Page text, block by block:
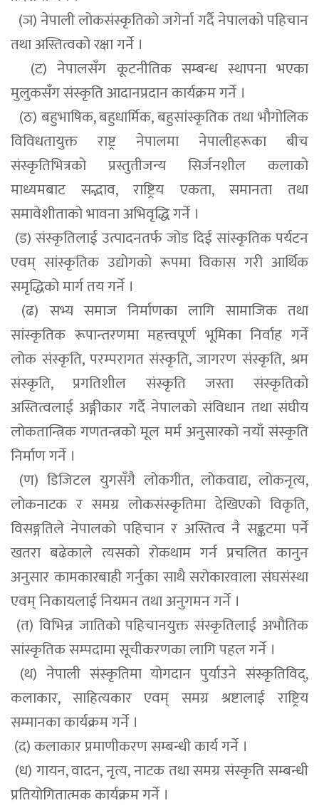
(ञ) नेपाली लोकसंस्कृतिको जगेर्ना गर्दै नेपालको पहिचान
तथा अस्तित्वको रक्षा गर्ने ।
(ट) नेपालसँग कूटनीतिक सम्बन्ध स्थापना भएका
मुलुकसँग संस्कृति आदानप्रदान कार्यक्रम गर्ने ।
(ठ) बहुभाषिक, बहुधार्मिक, बहुसांस्कृतिक तथा भौगोलिक
विविधतायुक्त राष्ट्र नेपालमा नेपालीहरूका बीच
संस्कृतिभित्रको प्रस्तुतीजन्य सिर्जनशील कलाको
माध्यमबाट सद्भाव, राष्ट्रिय एकता, समानता तथा
समावेशीताको भावना अभिवृद्धि गर्ने ।
(ड) संस्कृतिलाई उत्पादनतर्फ जोड दिई सांस्कृतिक पर्यटन
एवम् सांस्कृतिक उद्योगको रूपमा विकास गरी आर्थिक
समृद्धिको मार्ग तय गर्ने ।
(ढ) सभ्य समाज निर्माणका लागि सामाजिक तथा
सांस्कृतिक रूपान्तरणमा महत्त्वपूर्ण भूमिका निर्वाह गर्ने
लोक संस्कृति, परम्परागत संस्कृति, जागरण संस्कृति, श्रम
संस्कृति, प्रगतिशील संस्कृति जस्ता संस्कृतिको
अस्तित्वलाई अङ्गीकार गर्दै नेपालको संविधान तथा संघीय
लोकतान्त्रिक गणतन्त्रको मूल मर्म अनुसारको नयाँ संस्कृति
निर्माण गर्ने ।
(ण) डिजिटल युगसँगै लोकगीत, लोकवाद्य, लोकनृत्य,
लोकनाटक र समग्र लोकसंस्कृतिमा देखिएको विकृति,
विसङ्गतिले नेपालको पहिचान र अस्तित्व नै सङ्कटमा पर्ने
खतरा बढेकाले त्यसको रोकथाम गर्न प्रचलित कानुन
अनुसार कामकारबाही गर्नुका साथै सरोकारवाला संघसंस्था
एवम् निकायलाई नियमन तथा अनुगमन गर्ने ।
(त) विभिन्न जातिको पहिचानयुक्त संस्कृतिलाई अभौतिक
सांस्कृतिक सम्पदामा सूचीकरणका लागि पहल गर्ने ।
(थ) नेपाली संस्कृतिमा योगदान पुर्याउने संस्कृतिविद्,
कलाकार, साहित्यकार एवम् समग्र श्रष्टालाई राष्ट्रिय
सम्मानका कार्यक्रम गर्ने ।
(द) कलाकार प्रमाणीकरण सम्बन्धी कार्य गर्ने ।
(ध) गायन, वादन, नृत्य, नाटक तथा समग्र संस्कृति सम्बन्धी
प्रतियोगितात्मक कार्यक्रम गर्ने ।